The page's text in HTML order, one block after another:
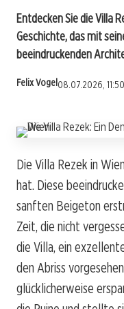
Entdecken Sie die Villa
Geschichte, das mit
beeindruckenden
Felix Vogel 08.07.2026,
Die Villa Rezek in
hat. Diese
sanften Beigeton
Zeit, die nicht
die Villa, ein
den Abriss
glücklicherweise